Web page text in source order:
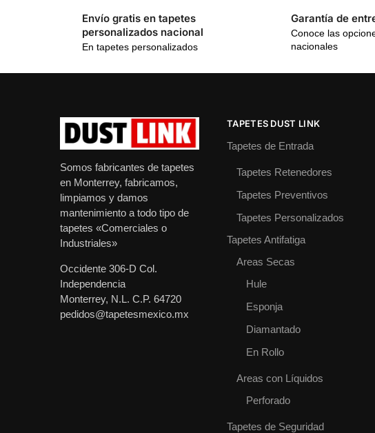
Envío gratis en tapetes
personalizados nacional
En tapetes personalizados
Garantía de
Conoce las
nacionales
Somos fabricantes de tapetes
en Monterrey, fabricamos,
limpiamos y damos
mantenimiento a todo tipo de
tapetes «Comerciales o
Industriales»
Occidente 306-D Col.
Independencia
Monterrey, N.L. C.P. 64720
pedidos@tapetesmexico.mx
TAPETES DUST LINK
Tapetes de Entrada
Tapetes Retenedores
Tapetes Preventivos
Tapetes Personalizados
Tapetes Antifatiga
Areas Secas
Hule
Esponja
Diamantado
En Rollo
Areas con Líquidos
Perforado
Tapetes de Seguridad